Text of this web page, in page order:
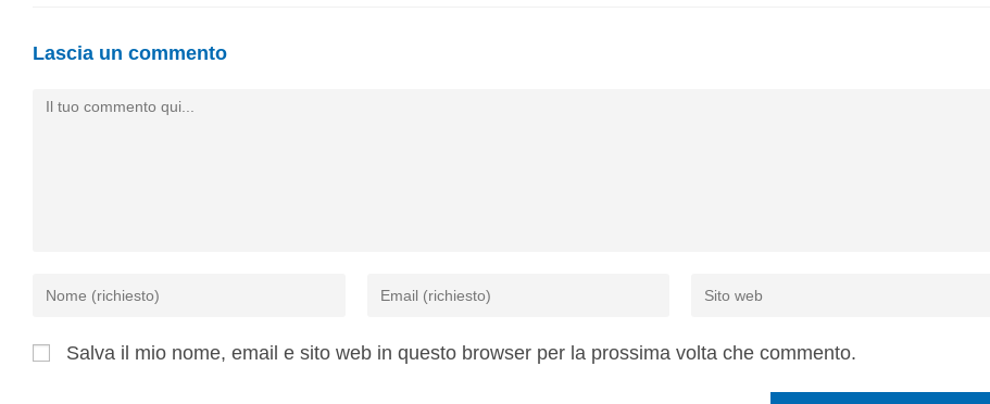
Lascia un commento
Salva il mio nome, email e sito web in questo browser per la prossima volta che commento.